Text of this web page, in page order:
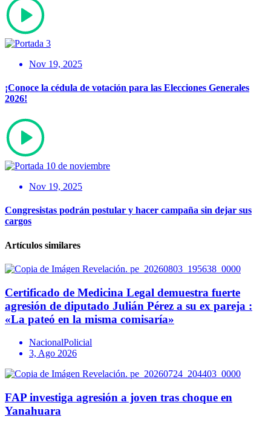
Nov 19, 2025
¡Conoce la cédula de votación para las Elecciones Generales
2026!
Nov 19, 2025
Congresistas podrán postular y hacer campaña sin dejar sus
cargos
Artículos similares
Certificado de Medicina Legal demuestra fuerte
agresión de diputado Julián Pérez a su ex pareja :
«La pateó en la misma comisaría»
NacionalPolicial
3, Ago 2026
FAP investiga agresión a joven tras choque en
Yanahuara